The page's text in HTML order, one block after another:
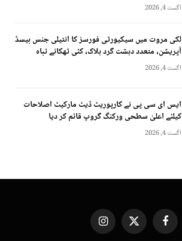
اگست 4, 2026
لکی مروت میں سیکیورٹی فورسز کا انٹیلی جنس بیسڈ
آپریشن، متعدد دہشت گرد ہلاک، کئی ٹھکانے تباہ
اگست 4, 2026
ایس ای سی پی نے کارپوریٹ ڈیٹ مارکیٹ اصلاحات
کیلئے اعلیٰ سطحی ورکنگ گروپ قائم کر دیا
اگست 4, 2026
Facebook
X
(Twitter)
Instagram